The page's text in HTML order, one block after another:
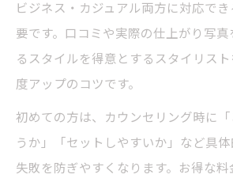
ビジネス・カジュアル両方に対応で
要です。口コミや実際の仕上がり写
るスタイルを得意とするスタイリス
度アップのコツです。
初めての方は、カウンセリング時に
うか」「セットしやすいか」など具体
失敗を防ぎやすくなります。お得な